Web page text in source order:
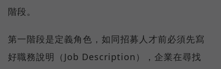
階段。
第一階段是定義角色，如同招募人才前必須先寫
好職務說明（Job Description），企業在尋找